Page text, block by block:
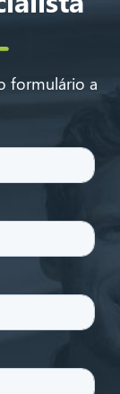
formulário a